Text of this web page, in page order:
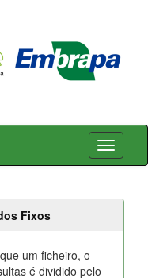
Fixos
um ficheiro, o
é dividido pelo